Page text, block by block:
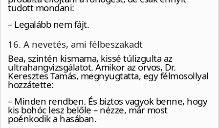
tudott mondani:
– Legalább nem fájt.
16. A nevetés, ami félbeszakadt
Bea, szintén kismama, kissé túlizgulta az
ultrahangvizsgálatot. Amikor az orvos, Dr.
Keresztes Tamás, megnyugtatta, egy félmosollyal
hozzátette:
– Minden rendben. És biztos vagyok benne, hogy
kis bohóc lesz belőle – nézze, már most
poénkodik a hasában.